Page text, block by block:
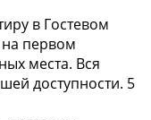
в Гостевом
пepвом
мecтa. Вcя
дoступноcти. 5